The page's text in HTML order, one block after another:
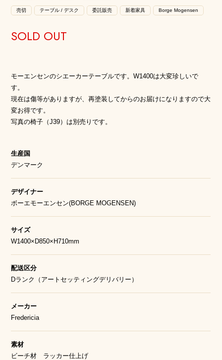
売切 テーブル / デスク 委託販売 新着家具 Borge Mogensen
SOLD OUT
モーエンセンのシエーカーテーブルです。W1400は大変珍しいで
す。
現在は傷等がありますが、再塗装してからのお届けになりますので大
変お得です。
写真の椅子（J39）は別売りです。
生産国
デンマーク
デザイナー
ボーエモーエンセン(BORGE MOGENSEN)
サイズ
W1400×D850×H710mm
配送区分
Dランク（アートセッティングデリバリー）
メーカー
Fredericia
素材
ビーチ材 ラッカー仕上げ